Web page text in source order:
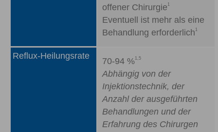
offener Chirurgie 1
Eventuell ist mehr als eine
Behandlung erforderlich 1
Reflux-Heilungsrate
70-94 %1,5
Abhängig von der
Injektionstechnik, der
Anzahl der ausgeführten
Behandlungen und der
Erfahrung des Chirurgen